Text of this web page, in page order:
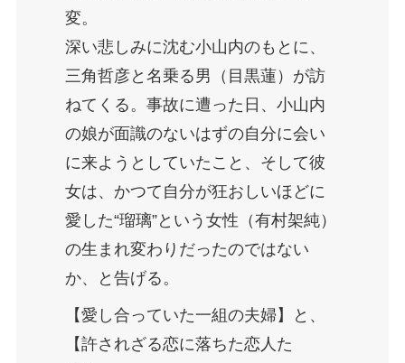
変。
深い悲しみに沈む小山内のもとに、
三角哲彦と名乗る男（目黒蓮）が訪
ねてくる。事故に遭った日、小山内
の娘が面識のないはずの自分に会い
に来ようとしていたこと、そして彼
女は、かつて自分が狂おしいほどに
愛した“瑠璃”という女性（有村架純）
の生まれ変わりだったのではない
か、と告げる。
【愛し合っていた一組の夫婦】と、
【許されざる恋に落ちた恋人た